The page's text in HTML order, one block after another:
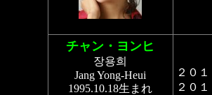
チャン・ヨンヒ
장용희
Jang Yong-Heui
1995.10.18生まれ
２０１
２０１